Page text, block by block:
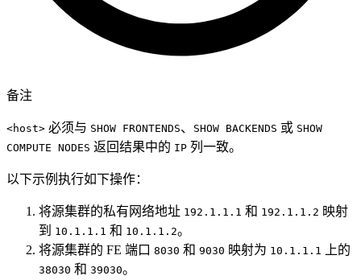
备注
<host> 必须与 SHOW FRONTENDS、 SHOW BACKENDS 或 SHOW
COMPUTE NODES 返回结果中的 IP 列一致。
以下示例执行如下操作：
将源集群的私有网络地址 192.1.1.1 和 192.1.1.2 映射
到 10.1.1.1 和 10.1.1.2。
将源集群的 FE 端口 8030 和 9030 映射为 10.1.1.1 上的
38030 和 39030。